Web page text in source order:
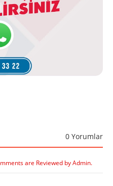
0 Yorumlar
are Reviewed by Admin.